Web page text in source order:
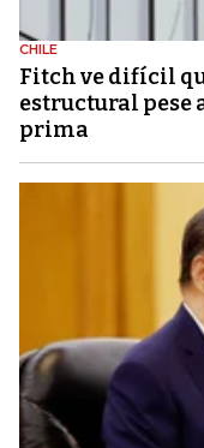
CHILE
Fitch ve difícil
estructural pese
prima